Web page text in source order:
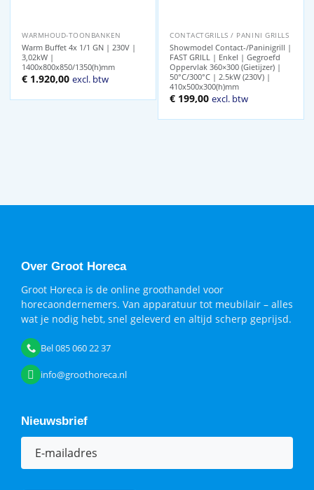
WARMHOUD-TOONBANKEN
Warm Buffet 4x 1/1 GN | 230V |
3,02kW |
1400x800x850/1350(h)mm
€ 1.920,00 excl. btw
CONTACTGRILLS / PANINI GRILLS
Showmodel Contact-/Paninigrill |
FAST GRILL | Enkel | Gegroefd
Oppervlak 360×300 (Gietijzer) |
50°C/300°C | 2.5kW (230V) |
410x500x300(h)mm
Oorspronkelijke
was:
€ 199,00Huidige
is:
excl. btw
Over Groot Horeca
Groot Horeca is de online groothandel voor
horecaondernemers. Van apparatuur tot meubilair – alles
wat je nodig hebt, snel geleverd en altijd scherp geprijsd.
Bel 085 060 22 37
info@groothoreca.nl
Nieuwsbrief
E-
mailadres(Vereist)